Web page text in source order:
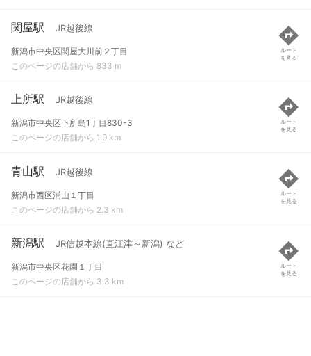
関屋駅 JR越後線
新潟市中央区関屋大川前２丁目
このページの店舗から 833 m
ルート
を見る
上所駅 JR越後線
新潟市中央区下所島1丁目830-3
このページの店舗から 1.9 km
ルート
を見る
青山駅 JR越後線
新潟市西区浦山１丁目
このページの店舗から 2.3 km
ルート
を見る
新潟駅 JR信越本線(直江津～新潟) など
新潟市中央区花園１丁目
このページの店舗から 3.3 km
ルート
を見る